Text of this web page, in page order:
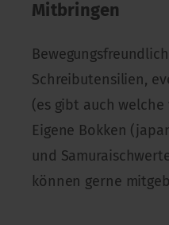
Mitbringen
Schreibutensilien,
(es gibt auch welche
Eigene Bokken
und
können gerne